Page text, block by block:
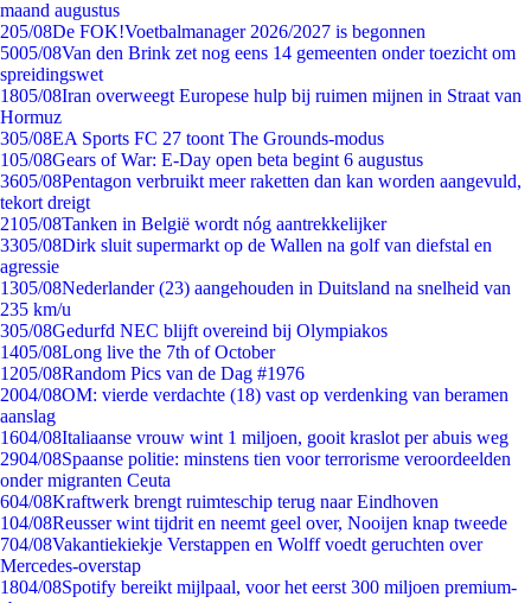
maand augustus
205/08De FOK!Voetbalmanager 2026/2027 is begonnen
5005/08Van den Brink zet nog eens 14 gemeenten onder toezicht om
spreidingswet
1805/08Iran overweegt Europese hulp bij ruimen mijnen in Straat van
Hormuz
305/08EA Sports FC 27 toont The Grounds-modus
105/08Gears of War: E-Day open beta begint 6 augustus
3605/08Pentagon verbruikt meer raketten dan kan worden aangevuld,
tekort dreigt
2105/08Tanken in België wordt nóg aantrekkelijker
3305/08Dirk sluit supermarkt op de Wallen na golf van diefstal en
agressie
1305/08Nederlander (23) aangehouden in Duitsland na snelheid van
235 km/u
305/08Gedurfd NEC blijft overeind bij Olympiakos
1405/08Long live the 7th of October
1205/08Random Pics van de Dag #1976
2004/08OM: vierde verdachte (18) vast op verdenking van beramen
aanslag
1604/08Italiaanse vrouw wint 1 miljoen, gooit kraslot per abuis weg
2904/08Spaanse politie: minstens tien voor terrorisme veroordeelden
onder migranten Ceuta
604/08Kraftwerk brengt ruimteschip terug naar Eindhoven
104/08Reusser wint tijdrit en neemt geel over, Nooijen knap tweede
704/08Vakantiekiekje Verstappen en Wolff voedt geruchten over
Mercedes-overstap
1804/08Spotify bereikt mijlpaal, voor het eerst 300 miljoen premium-